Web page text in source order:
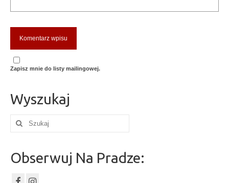
Zapisz mnie do listy mailingowej.
Wyszukaj
Szuklaj
Obserwuj Na Pradze: